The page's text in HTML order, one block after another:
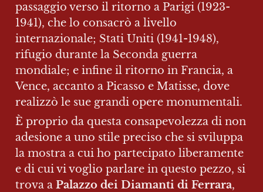
passaggio verso il ritorno a Parigi (1923-
1941), che lo consacrò a livello
internazionale; Stati Uniti (1941-1948),
rifugio durante la Seconda guerra
mondiale; e infine il ritorno in Francia, a
Vence, accanto a Picasso e Matisse, dove
realizzò le sue grandi opere monumentali.
È proprio da questa consapevolezza di non
adesione a uno stile preciso che si sviluppa
la mostra a cui ho partecipato liberamente
e di cui vi voglio parlare in questo pezzo, si
trova a Palazzo dei Diamanti di Ferrara